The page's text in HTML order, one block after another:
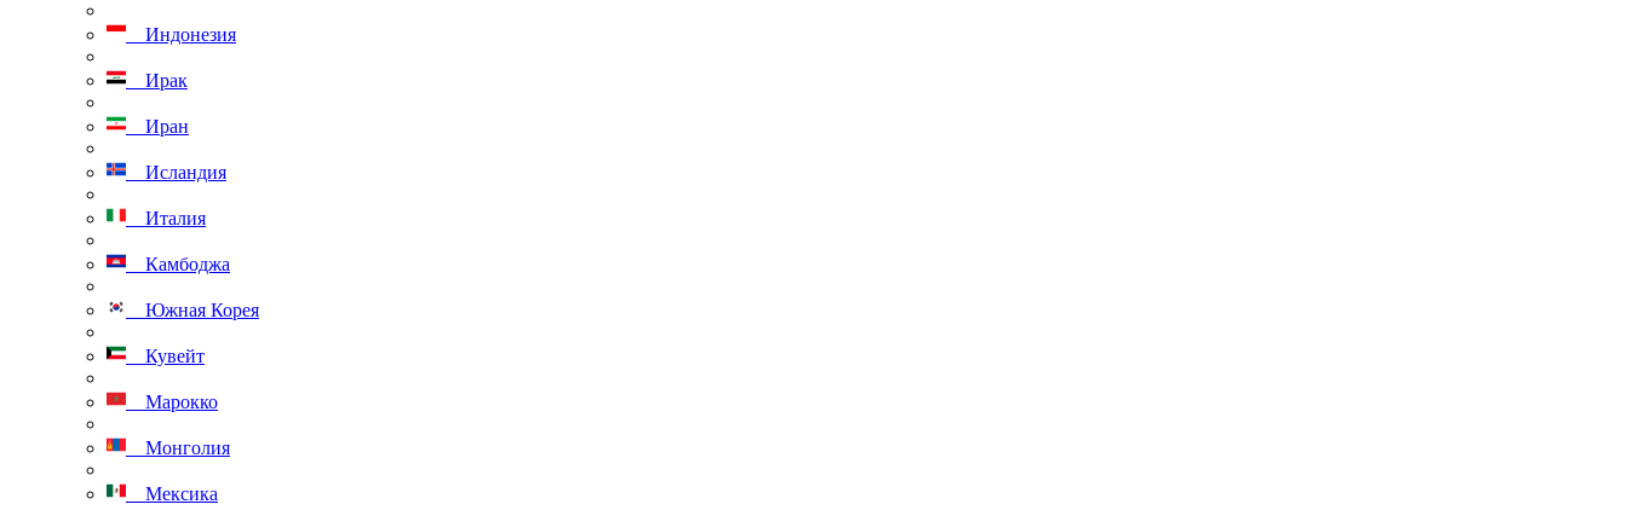
Индонезия
Ирак
Иран
Исландия
Италия
Камбоджа
Южная Корея
Кувейт
Марокко
Монголия
Мексика